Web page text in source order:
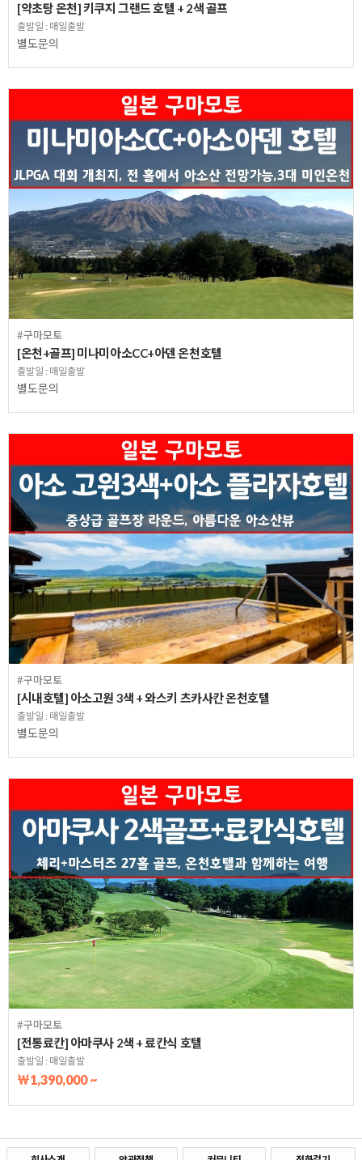
[약초탕 온천] 키쿠지 그랜드 호텔 + 2색 골프
출발일 : 매일출발
별도문의
#구마모토
[온천+골프] 미나미아소CC+아덴 온천호텔
출발일 : 매일출발
별도문의
#구마모토
[시내호텔] 아소고원 3색 + 와스키 츠카사칸 온천호텔
출발일 : 매일출발
별도문의
#구마모토
[전통료칸] 아마쿠사 2색 + 료칸식 호텔
출발일 : 매일출발
￦1,390,000 ~